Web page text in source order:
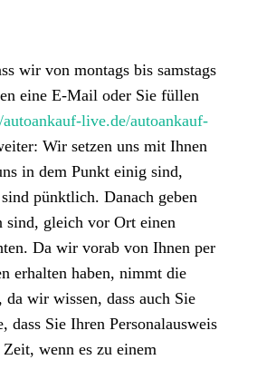
wir von montags bis samstags
eine E-Mail oder Sie füllen
live.de/autoankauf-
Wir setzen uns mit Ihnen
in dem Punkt einig sind,
pünktlich. Danach geben
sind, gleich vor Ort einen
Da wir vorab von Ihnen per
erhalten haben, nimmt die
wir wissen, dass auch Sie
dass Sie Ihren Personalausweis
wenn es zu einem